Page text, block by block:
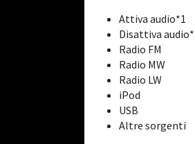
Attiva audio*1
Disattiva
Radio FM
Radio MW
Radio LW
iPod
USB
Altre sorgenti